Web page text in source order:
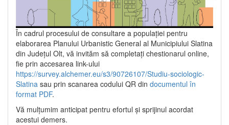
În cadrul procesului de consultare a populaţiei pentru
elaborarea Planului Urbanistic General al Municipiului Slatina
din Județul Olt, vă invităm să completați chestionarul online,
fie prin accesarea link-ului
https://survey.alchemer.eu/s3/90726107/Studiu-sociologic-
Slatina sau prin scanarea codului QR din documentul în
format PDF.
Vă mulţumim anticipat pentru efortul şi sprijinul acordat
acestui demers.